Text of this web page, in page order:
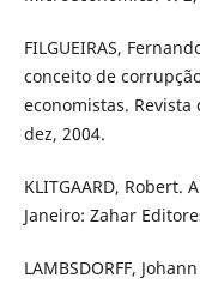
FILGUEIRAS,
conceito de
economistas.
dez, 2004.
KLITGAARD, Robert.
Janeiro: Zahar
LAMBSDORFF,